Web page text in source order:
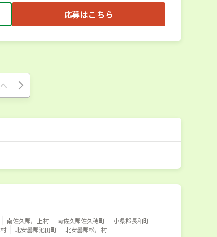
応募はこちら
南佐久郡川上村 南佐久郡佐久穂町
小県郡長和町
北安曇郡池田町
北安曇郡松川村